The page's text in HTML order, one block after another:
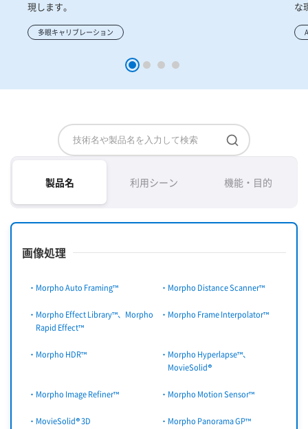
現します。
多眼キャリブレーション
な
製品名 利用シーン 機能・目的
画像処理
・Morpho Auto Framing™ ・Morpho Distance Scanner™
・Morpho Effect Library™、Morpho
Rapid Effect™
・Morpho Frame Interpolator™
・Morpho HDR™
・Morpho Hyperlapse™、
MovieSolid®
・Morpho Image Refiner™ ・Morpho Motion Sensor™
・MovieSolid® 3D ・Morpho Panorama GP™